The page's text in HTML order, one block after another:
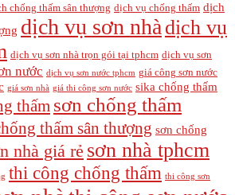
chống thấm sân thượng dịch vụ chống thấm dịch
dịch vụ sơn nhà dịch vụ
dịch vụ sơn nhà trọn gói tại tphcm dịch vụ sơn
nước dịch vụ sơn nước tphcm giá công sơn nước
giá sơn nhà giá thi công sơn nước sika chống thấm
thấm sơn chống thấm
thấm sân thượng sơn chống
nhà giá rẻ sơn nhà tphcm
thi công chống thấm thi công sơn